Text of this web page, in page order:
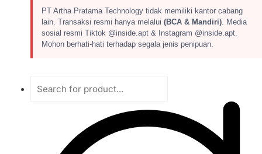
PT Artha Pratama Technology tidak memiliki kantor cabang
lain. Transaksi resmi hanya melalui(BCA & Mandiri). Media
sosial resmi Tiktok @inside.apt & Instagram @inside.apt.
Mohon berhati-hati terhadap segala jenis penipuan.